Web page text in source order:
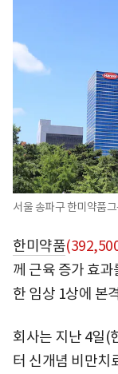
서울 송파구 한미약품
한미약품
께 근육 증가 효
한 임상 1상에 본
회사는 지난 4일(
터 신개념 비만치